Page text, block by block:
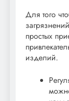
Для того
простых
изделий.